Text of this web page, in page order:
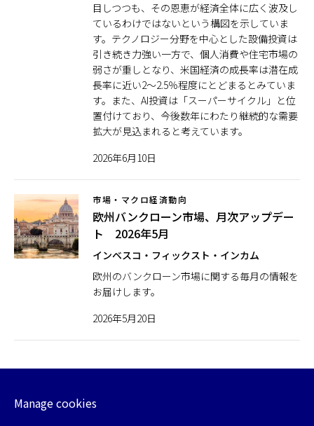
目しつつも、その恩恵が経済全体に広く波及し
ているわけではないという構図を示していま
す。テクノロジー分野を中心とした設備投資は
引き続き力強い一方で、個人消費や住宅市場の
弱さが重しとなり、米国経済の成長率は潜在成
長率に近い2〜2.5％程度にとどまるとみていま
す。また、AI投資は「スーパーサイクル」と位
置付けており、今後数年にわたり継続的な需要
拡大が見込まれると考えています。
2026年6月10日
市場・マクロ経済動向
欧州バンクローン市場、月次アップデー
ト 2026年5月
インベスコ・フィックスト・インカム
欧州のバンクローン市場に関する毎月の情報を
お届けします。
2026年5月20日
Manage cookies